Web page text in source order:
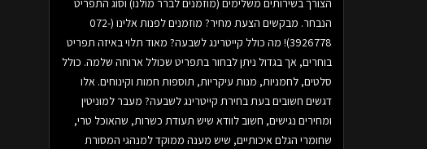
הצורך בשירותים משלימים (מוזמנים לברר מולנו) וסוג התפריט
הנבחר. מבקשים הצעת מחיר? מוזמנים לפנות אלינו (072-
3926778)! מה כולל קייטרינג לשבעה? מאוד תלוי באיזה תפריט
בוחרים, אך בגדול ניתן לבחור בתפריט שכולל ארוחה שלמה. כולל
סלטים, לחמניות, מנות עיקריות, תוספות חמות וקינוחים. אלו
דגשים חשובים בעת בחירת קייטרינג לשבעה? מעבר למוניטין
ומחירים נגישים, חשוב לוודא שיש תעודת כשרות, שהאוכל טרי,
שחומרי הגלם איכותיים, שיש מענה ממוקד למנהגי המסורת